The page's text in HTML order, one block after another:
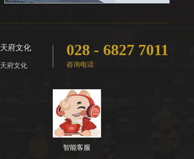
天府文化
天府文化
028 - 6827 7011
咨询电话
智能客服